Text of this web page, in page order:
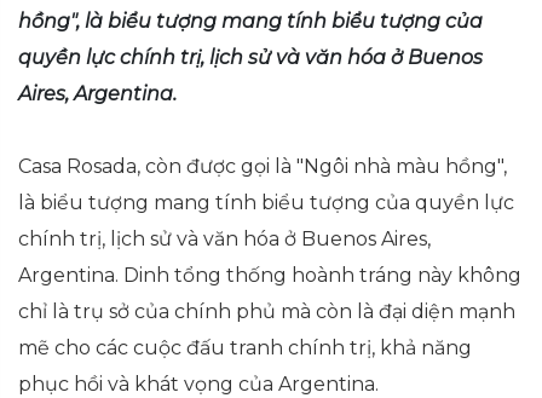
hồng", là biểu tượng mang tính biểu tượng của
quyền lực chính trị, lịch sử và văn hóa ở Buenos
Aires, Argentina.
Casa Rosada, còn được gọi là "Ngôi nhà màu hồng",
là biểu tượng mang tính biểu tượng của quyền lực
chính trị, lịch sử và văn hóa ở Buenos Aires,
Argentina. Dinh tổng thống hoành tráng này không
chỉ là trụ sở của chính phủ mà còn là đại diện mạnh
mẽ cho các cuộc đấu tranh chính trị, khả năng
phục hồi và khát vọng của Argentina.